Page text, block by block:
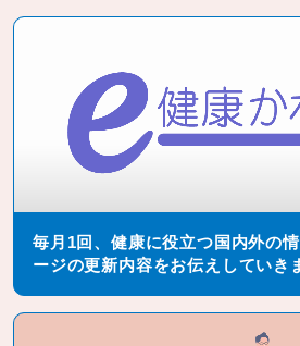
毎月1回、健康に役立つ国内外の
ージの更新内容をお伝えしていき